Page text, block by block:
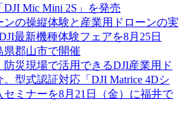
DJI Mic Mini 2S」を発売
ンの操縦体験と産業用ドローンの実
最新機種体験フェアを8月25日
県郡山市で開催
防災現場で活用できるDJI産業用ド
。型式認証対応「DJI Matrice 4Dシ
セミナーを8月21日（金）に福井で